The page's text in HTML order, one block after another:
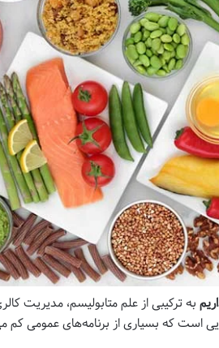
به ترکیبی از علم متابولیسم، مدیریت
است که بسیاری از برنامه‌های عمومی کم